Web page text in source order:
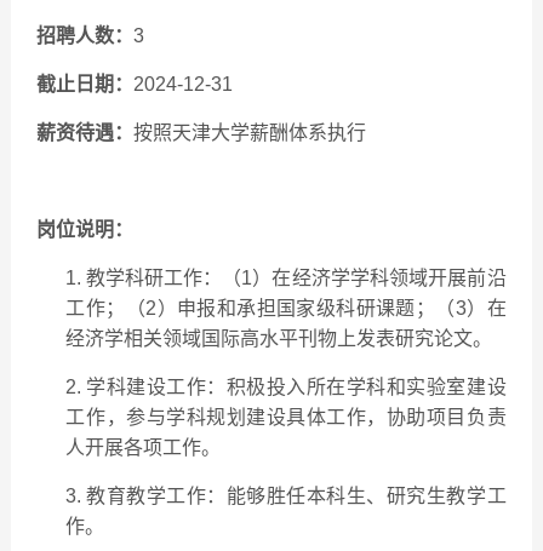
招聘人数：3
截止日期： 2024-12-31
薪资待遇：按照天津大学薪酬体系执行
岗位说明：
1. 教学科研工作：（1）在经济学学科领域开展前沿
工作；（2）申报和承担国家级科研课题；（3）在
经济学相关领域国际高水平刊物上发表研究论文。
2. 学科建设工作：积极投入所在学科和实验室建设
工作，参与学科规划建设具体工作，协助项目负责
人开展各项工作。
3. 教育教学工作：能够胜任本科生、研究生教学工
作。